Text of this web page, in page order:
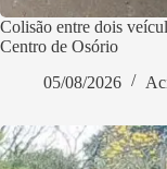
Colisão entre dois
Centro de Osório
05/08/2026